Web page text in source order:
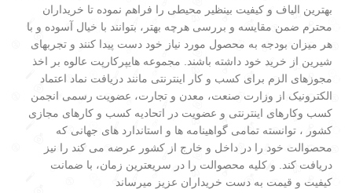
بهترین الیاف و کیفیت بینظیر محیطی را فراهم نموده تا خریداران
محترم ضمن مقایسه و بررسی هرچه بهتر، بتوانند با خیال آسوده و با
هر میزان بودجه به محصول مورد نیاز خود دست پیدا کنند و تجربهای
شیرین از خرید خود داشته باشند. مجموعه هایپرکارپت عالوه بر اخذ
مجوزهای الزم برای کسب و کار اینترنتی مانند دریافت نماد اعتماد
الکترونیک از وزارت صنعت، معدن و تجارت، عضویت رسمی انجمن
کسب وکارهای اینترنتی و عضویت در اتحادیه کسب و کارهای مجازی
کشور ، توانسته تمامی گواهینامه ها و استاندارد های جهانی که
محصوالت خود را در داخل و خارج از کشور عرضه می کند را نیز
دریافت کند. و کلیه محصوالت را در سریعترین زمان، با ضمانت
کیفیت و قیمت به دست خریداران عزیز میرساند